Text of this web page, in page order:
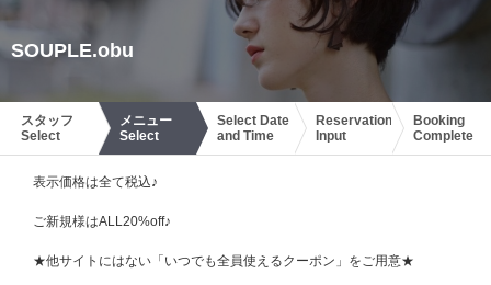
SOUPLE.obu
スタッフ
Select
メニュー
Select
Select Date
and Time
Reservation
Input
Booking
Complete
表示価格は全て税込♪
ご新規様はALL20%off♪
★他サイトにはない「いつでも全員使えるクーポン」をご用意★